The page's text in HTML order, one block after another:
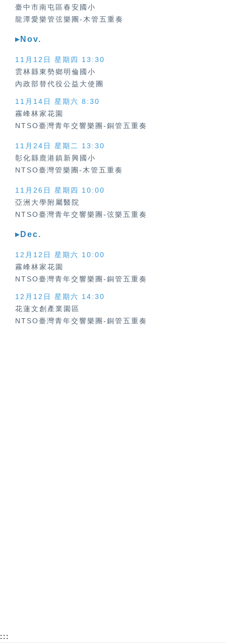
臺中市南屯區春安國小
龍潭愛樂管弦樂團-木管五重奏
▸Nov.
11月12日 星期四
13:30
雲林縣東勢鄉明倫國小
內政部替代役公益大使團
11月14日 星期六 8:30
霧峰林家花園
NTSO臺灣青年交響樂團-銅管五重奏
11月24日 星期二 13:30
彰化縣鹿港鎮新興國小
NTSO臺灣管樂團-木管五重奏
11月26日 星期四 10:00
亞洲大學附屬醫院
NTSO臺灣青年交響樂團-弦樂五重奏
▸Dec.
12月12日 星期六 10:00
霧峰林家花園
NTSO臺灣青年交響樂團-銅管五重奏
12月12日 星期六 14:30
花蓮文創產業園區
NTSO臺灣青年交響樂團-銅管五重奏
:::